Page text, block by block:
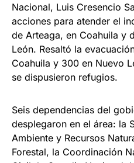
Nacional, Luis Cresencio
acciones para atender el
de Arteaga, en Coahuila y
León. Resaltó la
Coahuila y 300 en Nuevo
se dispusieron refugios.
Seis dependencias del
desplegaron en el área: la
Ambiente y Recursos
Forestal, la Coordinación